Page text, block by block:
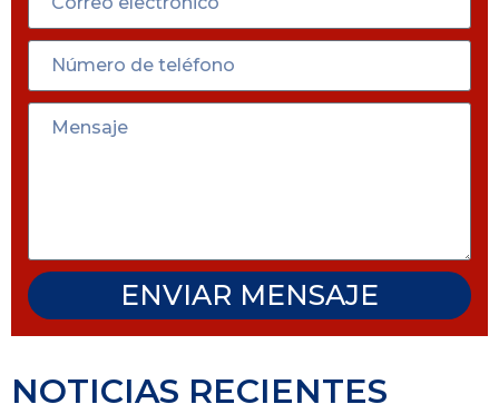
ENVIAR MENSAJE
NOTICIAS RECIENTES